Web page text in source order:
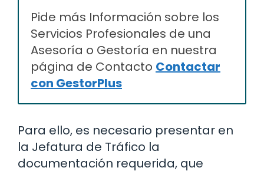
Pide más Información sobre los
Servicios Profesionales de una
Asesoría o Gestoría en nuestra
página de Contacto Contactar
con GestorPlus
Para ello, es necesario presentar en
la Jefatura de Tráfico la
documentación requerida, que